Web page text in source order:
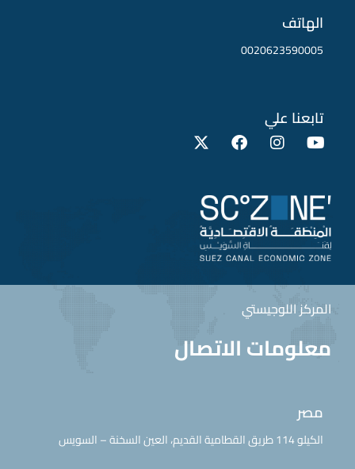
المركز اللوجيستي
معلومات الاتصال
مصر
الكيلو 114 طريق القطامية القديم، العين السخنة – السويس
الهاتف
0020623590005
تابعنا علي